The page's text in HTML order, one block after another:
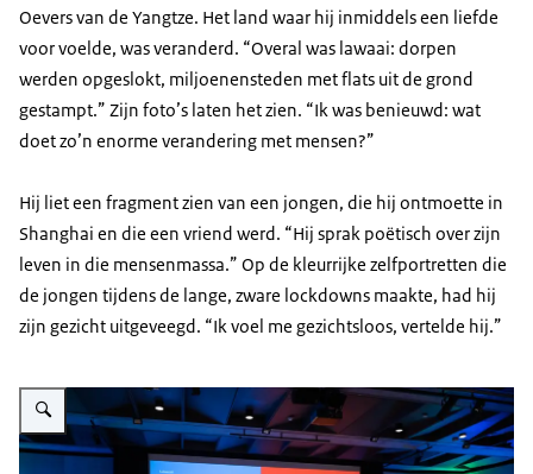
Oevers van de Yangtze. Het land waar hij inmiddels een liefde
voor voelde, was veranderd. “Overal was lawaai: dorpen
werden opgeslokt, miljoenensteden met flats uit de grond
gestampt.” Zijn foto’s laten het zien. “Ik was benieuwd: wat
doet zo’n enorme verandering met mensen?”
Hij liet een fragment zien van een jongen, die hij ontmoette in
Shanghai en die een vriend werd. “Hij sprak poëtisch over zijn
leven in die mensenmassa.” Op de kleurrijke zelfportretten die
de jongen tijdens de lange, zware lockdowns maakte, had hij
zijn gezicht uitgeveegd. “Ik voel me gezichtsloos, vertelde hij.”
Vergroot afbeelding Foto van keynote spreker Ruben Terlou